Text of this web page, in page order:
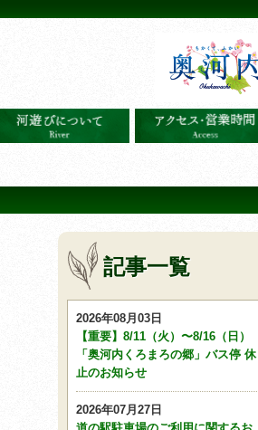
記事一覧
2026年08月03日
【重要】8/11（火）〜8/16（日）
「奥河内くろまろの郷」バス停 休
止のお知らせ
2026年07月27日